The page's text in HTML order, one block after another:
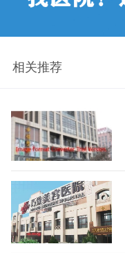
相关推荐